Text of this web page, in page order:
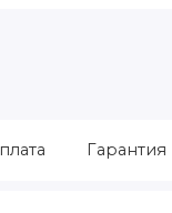
Гарантия